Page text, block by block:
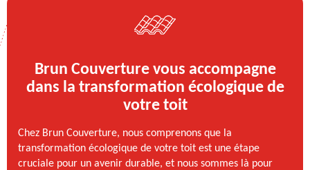
Brun Couverture vous accompagne
dans la transformation écologique de
votre toit
Chez Brun Couverture, nous comprenons que la
transformation écologique de votre toit est une étape
cruciale pour un avenir durable, et nous sommes là pour